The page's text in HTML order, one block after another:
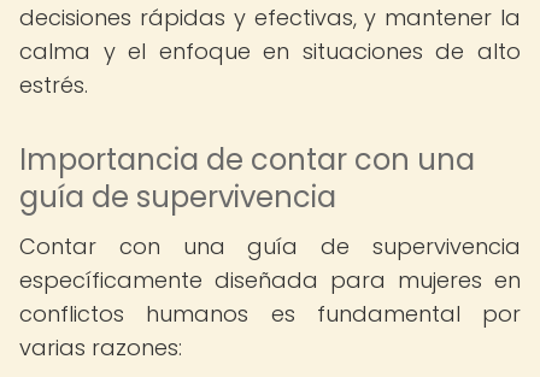
decisiones rápidas y efectivas, y mantener la
calma y el enfoque en situaciones de alto
estrés.
Importancia de contar con una
guía de supervivencia
Contar con una guía de supervivencia
específicamente diseñada para mujeres en
conflictos humanos es fundamental por
varias razones: